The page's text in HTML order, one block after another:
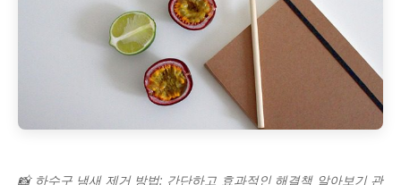
📸 하수구 냄새 제거 방법: 간단하고 효과적인 해결책 알아보기 관